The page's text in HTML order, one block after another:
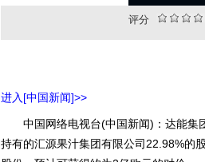
评分
进入[中国新闻]>>
中国网络电视台(中国新闻)：达能集
持有的汇源果汁集团有限公司22.98%的